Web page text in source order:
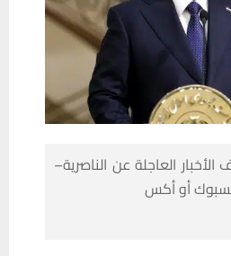
العاجلة عن الناصرية–
أو أكس